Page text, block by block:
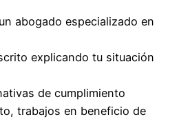
abogado especializado en
explicando tu situación
de cumplimiento
trabajos en beneficio de